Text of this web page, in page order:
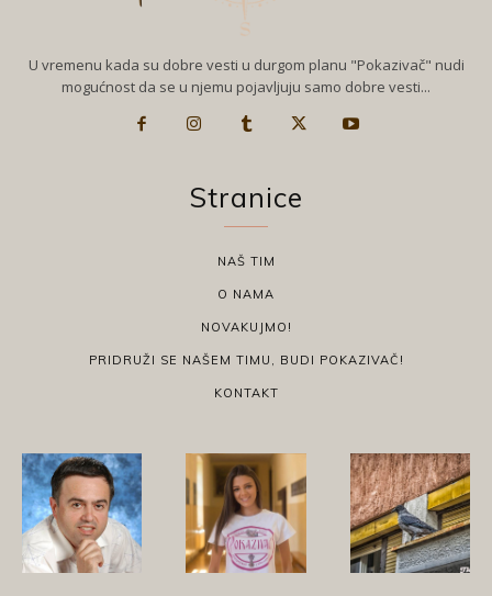
U vremenu kada su dobre vesti u durgom planu "Pokazivač" nudi
mogućnost da se u njemu pojavljuju samo dobre vesti...
Stranice
NAŠ TIM
O NAMA
NOVAKUJMO!
PRIDRUŽI SE NAŠEM TIMU, BUDI POKAZIVAČ!
KONTAKT